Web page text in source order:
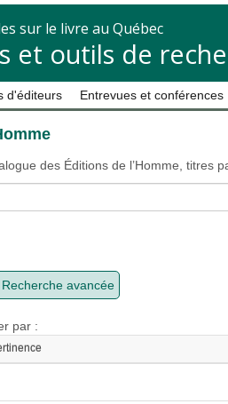
sur le livre au Québec
et outils de
d'éditeurs Entrevues et conférences
des Éditions de l’Homme, titres
Recherche avancée
par :